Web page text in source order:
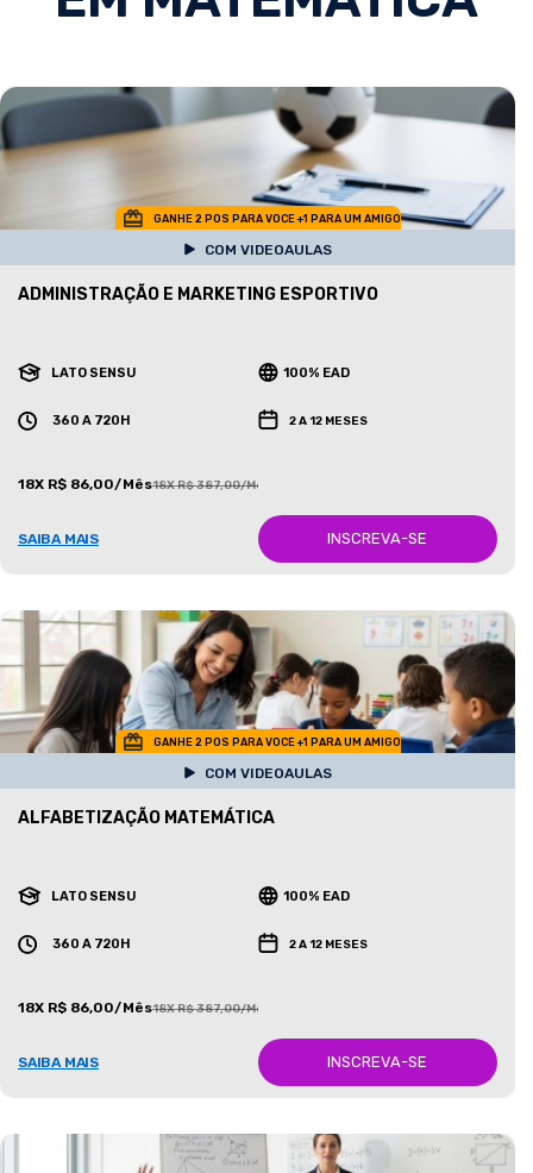
GANHE 2 POS PARA VOCE +1 PARA UM AMIGO
COM VIDEOAULAS
ADMINISTRAÇÃO E MARKETING ESPORTIVO
LATO SENSU 100% EAD
360 A 720H 2 A 12 MESES
18X R$ 86,00/Mês18X R$ 387,00/Mês
SAIBA MAIS INSCREVA-SE
GANHE 2 POS PARA VOCE +1 PARA UM AMIGO
COM VIDEOAULAS
ALFABETIZAÇÃO MATEMÁTICA
LATO SENSU 100% EAD
360 A 720H 2 A 12 MESES
18X R$ 86,00/Mês18X R$ 387,00/Mês
SAIBA MAIS INSCREVA-SE